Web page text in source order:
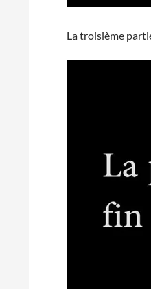
La troisième